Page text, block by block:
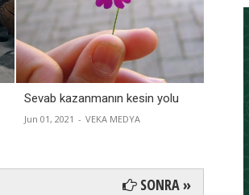
Sevab kazanmanın kesin yolu
Jun 01, 2021 - VEKA MEDYA
Apr 22,
SONRA »